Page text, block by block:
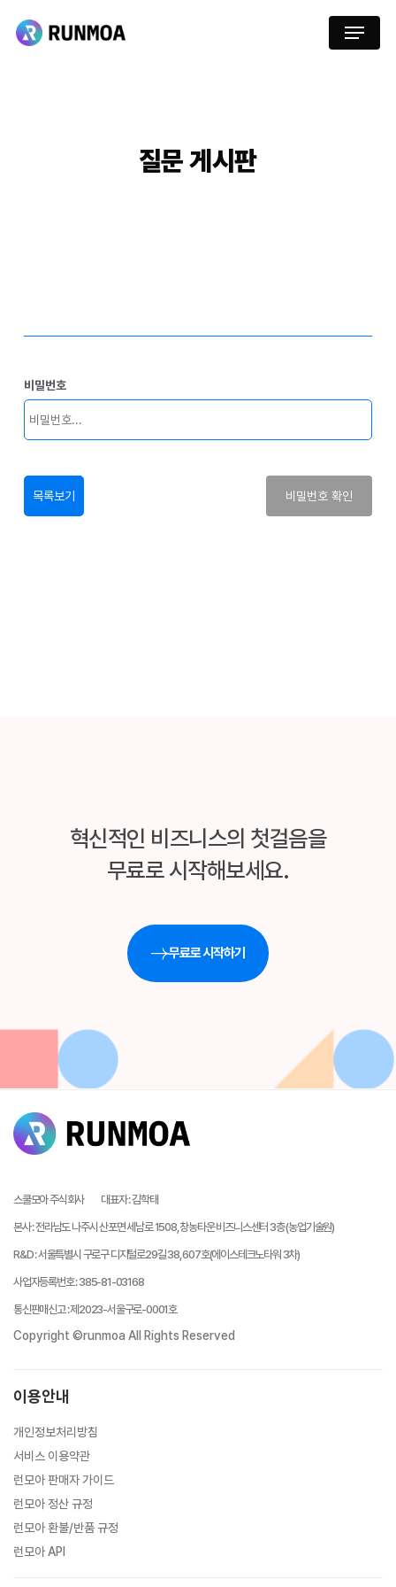
Menu
질문 게시판
비밀번호
목록보기 비밀번호 확인
혁신적인 비즈니스의 첫걸음을
무료로 시작해보세요.
무료로 시작하기
스쿨모아 주식회사 대표자:김학태
본사:전라남도 나주시 산포면 세남로 1508, 창농타운 비즈니스센터 3층 (농업기술원)
R&D:서울특별시 구로구 디지털로29길 38, 607호(에이스테크노타워 3차)
사업자등록번호:385-81-03168
통신판매신고:제2023-서울구로-0001호
Copyright ©runmoa All Rights Reserved
이용안내
개인정보처리방침
서비스 이용약관
런모아 판매자 가이드
런모아 정산 규정
런모아 환불/반품 규정
런모아 API